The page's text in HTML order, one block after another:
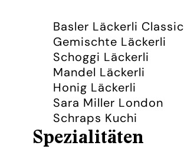
Basler Läckerli Classic
Gemischte Läckerli
Schoggi Läckerli
Mandel Läckerli
Honig Läckerli
Sara Miller London
Schraps Kuchi
Spezialitäten